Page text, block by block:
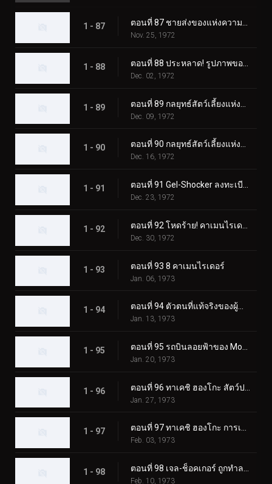
1 - 87 ตอนที่ 87 ชายส่งของแห่งความตายของเจล-ช็อคเกอร์
Nov. 25, 1972
1 - 88
Dec. 02, 1972
1 - 89
Dec. 09, 1972
1 - 90 ตอนที่ 90 กลยุทธ์สัตว์เลี้ยงแห่งความกลัว Rider SOS
Dec. 16, 1972
1 - 91
Dec. 23, 1972
1 - 92
Dec. 30, 1972
1 - 93 ตอนที่ 93 8 คาเมนไรเดอร์
Jan. 06, 1973
1 - 94 ตอนที่ 94 ตัวตนที่แท้จริงของผู้นำเจล-ช็อคเกอร์
Jan. 13, 1973
1 - 95
Jan. 20, 1973
1 - 96
Jan. 27, 1973
1 - 97 ตอนที่ 97 ทาเคชิ ฮองโกะ การเปลี่ยนแปลงที่เป็นไปไม่ได้
Feb. 03, 1973
1 - 98
Feb. 10, 1973